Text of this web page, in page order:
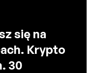
się na
Krypto
30